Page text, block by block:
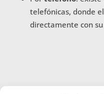
telefónicas, donde
directamente con